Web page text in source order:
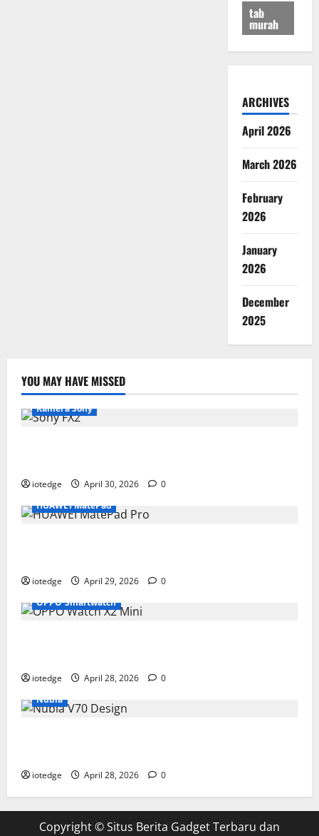
tab
murah
ARCHIVES
April 2026
March 2026
February
2026
January
2026
December
2025
YOU MAY HAVE MISSED
Kamera Sony
iotedge April 30, 2026
0
HUAWEI MatePad
iotedge April 29, 2026
0
OPPO Smartwatch
iotedge April 28, 2026
0
Nubia
iotedge April 28, 2026 0
Copyright ©Situs Berita Gadget Terbaru dan